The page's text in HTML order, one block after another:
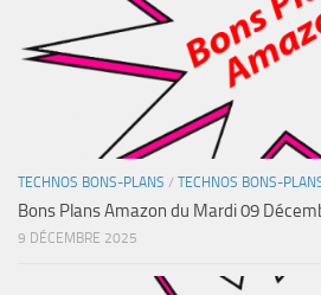
TECHNOS BONS-PLANS / TECHNOS BONS-
Bons Plans Amazon du Mardi 09
9 DÉCEMBRE 2025